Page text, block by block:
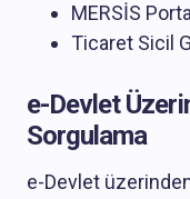
MERSİS
Ticaret Sicil
e-Devlet
Sorgulama
e-Devlet